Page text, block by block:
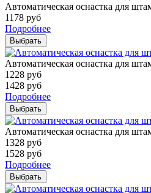
Автоматическая оснастка для
1178 руб
Подробнее
Выбрать
Автоматическая оснастка для
1228 руб
1428 руб
Подробнее
Выбрать
Автоматическая оснастка для
1328 руб
1528 руб
Подробнее
Выбрать